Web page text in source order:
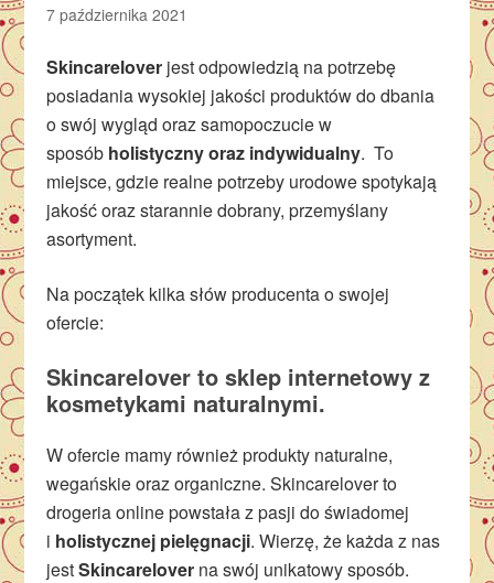
7 października 2021
Skincarelover jest odpowiedzią na potrzebę
posiadania wysokiej jakości produktów do dbania
o swój wygląd oraz samopoczucie w
sposób holistyczny oraz indywidualny. To
miejsce, gdzie realne potrzeby urodowe spotykają
jakość oraz starannie dobrany, przemyślany
asortyment.
Na początek kilka słów producenta o swojej
ofercie:
Skincarelover to sklep internetowy z
kosmetykami naturalnymi.
W ofercie mamy również produkty naturalne,
wegańskie oraz organiczne. Skincarelover to
drogeria online powstała z pasji do świadomej
i holistycznej pielęgnacji. Wierzę, że każda z nas
jestSkincarelover na swój unikatowy sposób.